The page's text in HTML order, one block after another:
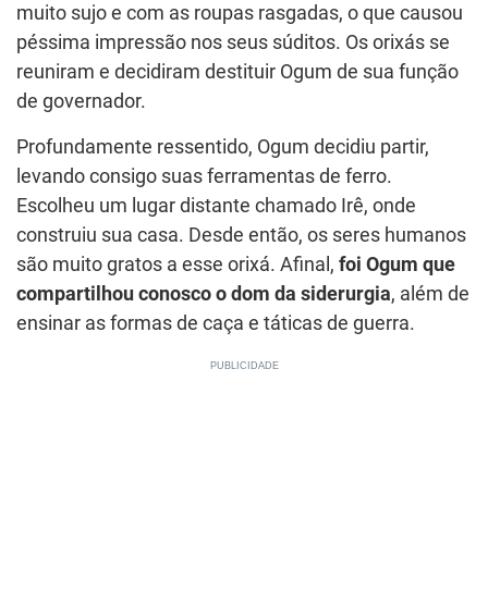
muito sujo e com as roupas rasgadas, o que causou
péssima impressão nos seus súditos. Os orixás se
reuniram e decidiram destituir Ogum de sua função
de governador.
Profundamente ressentido, Ogum decidiu partir,
levando consigo suas ferramentas de ferro.
Escolheu um lugar distante chamado Irê, onde
construiu sua casa. Desde então, os seres humanos
são muito gratos a esse orixá. Afinal, foi Ogum que
compartilhou conosco o dom da siderurgia, além de
ensinar as formas de caça e táticas de guerra.